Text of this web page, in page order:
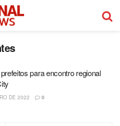
para encontro regional
DE 2022 0